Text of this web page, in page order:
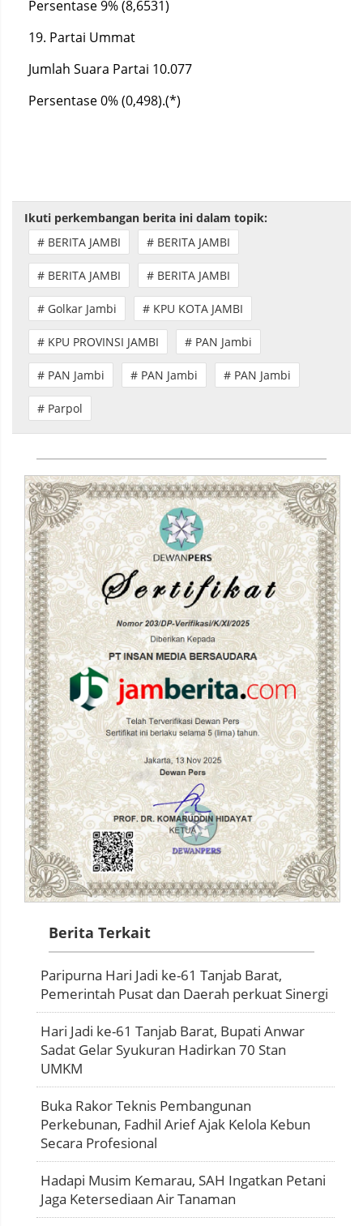
Persentase 9% (8,6531)
19. Partai Ummat
Jumlah Suara Partai 10.077
Persentase 0% (0,498).(*)
Ikuti perkembangan berita ini dalam topik:
# BERITA JAMBI
# BERITA JAMBI
# BERITA JAMBI # BERITA JAMBI
# Golkar Jambi # KPU KOTA JAMBI
# KPU PROVINSI JAMBI # PAN Jambi
# PAN Jambi # PAN Jambi # PAN Jambi
# Parpol
Berita Terkait
Paripurna Hari Jadi ke-61 Tanjab Barat,
Pemerintah Pusat dan Daerah perkuat Sinergi
Hari Jadi ke-61 Tanjab Barat, Bupati Anwar
Sadat Gelar Syukuran Hadirkan 70 Stan
UMKM
Buka Rakor Teknis Pembangunan
Perkebunan, Fadhil Arief Ajak Kelola Kebun
Secara Profesional
Hadapi Musim Kemarau, SAH Ingatkan Petani
Jaga Ketersediaan Air Tanaman